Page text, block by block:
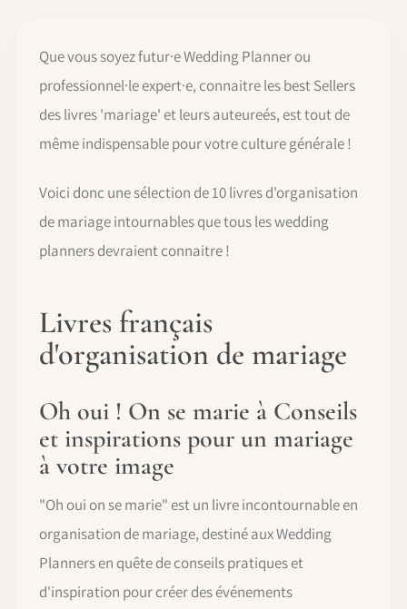
Que vous soyez futur·e Wedding Planner ou
professionnel·le expert·e, connaitre les best Sellers
des livres 'mariage' et leurs auteureés, est tout de
même indispensable pour votre culture générale !
Voici donc une sélection de 10 livres d'organisation
de mariage intournables que tous les wedding
planners devraient connaitre !
Livres français
d'organisation de mariage
Oh oui ! On se marie à Conseils
et inspirations pour un mariage
à votre image
"Oh oui on se marie" est un livre incontournable en
organisation de mariage, destiné aux Wedding
Planners en quête de conseils pratiques et
d'inspiration pour créer des événements